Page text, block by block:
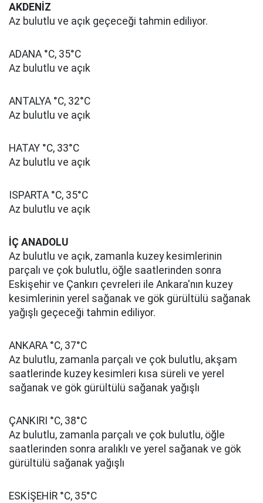
AKDENİZ
Az bulutlu ve açık geçeceği tahmin ediliyor.
ADANA °C, 35°C
Az bulutlu ve açık
ANTALYA °C, 32°C
Az bulutlu ve açık
HATAY °C, 33°C
Az bulutlu ve açık
ISPARTA °C, 35°C
Az bulutlu ve açık
İÇ ANADOLU
Az bulutlu ve açık, zamanla kuzey kesimlerinin
parçalı ve çok bulutlu, öğle saatlerinden sonra
Eskişehir ve Çankırı çevreleri ile Ankara'nın kuzey
kesimlerinin yerel sağanak ve gök gürültülü sağanak
yağışlı geçeceği tahmin ediliyor.
ANKARA °C, 37°C
Az bulutlu, zamanla parçalı ve çok bulutlu, akşam
saatlerinde kuzey kesimleri kısa süreli ve yerel
sağanak ve gök gürültülü sağanak yağışlı
ÇANKIRI °C, 38°C
Az bulutlu, zamanla parçalı ve çok bulutlu, öğle
saatlerinden sonra aralıklı ve yerel sağanak ve gök
gürültülü sağanak yağışlı
ESKİŞEHİR °C, 35°C